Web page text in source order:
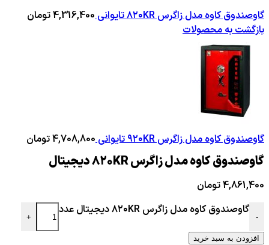
گاوصندوق کاوه مدل زاگرس ۸۲۰KR تایوانی 4,316,400تومان
بازگشت به محصولات
گاوصندوق کاوه مدل زاگرس ۹۲۰KR تایوانی 4,708,800تومان
گاوصندوق کاوه مدل زاگرس ۸۲۰KR دیجیتال
4,861,400تومان
- گاوصندوق کاوه مدل زاگرس ۸۲۰KR دیجیتال عدد +
افزودن به سبد خرید